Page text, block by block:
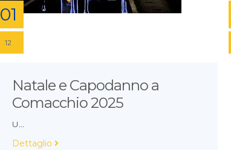
01
12
Natale e Capodanno a
Comacchio 2025
U...
Dettaglio